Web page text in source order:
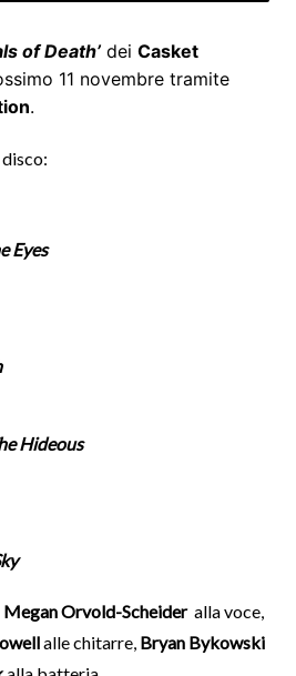
of Death’dei Casket
11 novembre tramite
.
Eyes
Hideous
Megan Orvold-Scheideralla voce,
alle chitarre, Bryan Bykowski